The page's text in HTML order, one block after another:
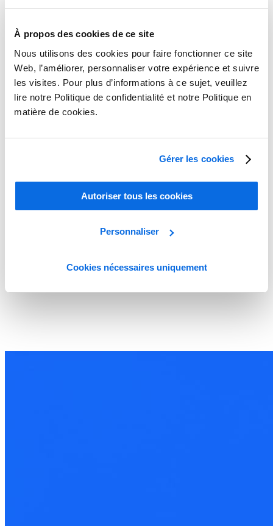
À propos des cookies de ce site
Nous utilisons des cookies pour faire fonctionner ce site
Web, l’améliorer, personnaliser votre expérience et suivre
les visites. Pour plus d’informations à ce sujet, veuillez
lire notre Politique de confidentialité et notre Politique en
matière de cookies.
Gérer les cookies
Autoriser tous les cookies
Personnaliser
Cookies nécessaires uniquement
Whitepaper
Comment l’IA Stimule l’Innovation, Booste la Productivité et Fait
Gagner du Temps dans la Mode et le Retail
Lire la suite